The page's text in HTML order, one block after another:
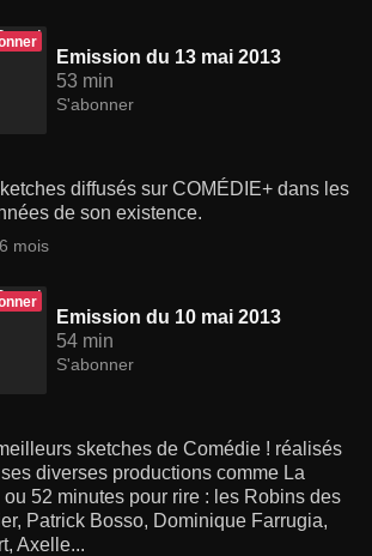
Emission du 13 mai 2013
53 min
S'abonner
diffusés sur COMÉDIE+ dans les
de son existence.
mois
Emission du 10 mai 2013
54 min
S'abonner
sketches de Comédie ! réalisés
diverses productions comme La
52 minutes pour rire : les Robins des
Patrick Bosso, Dominique Farrugia,
Axelle...